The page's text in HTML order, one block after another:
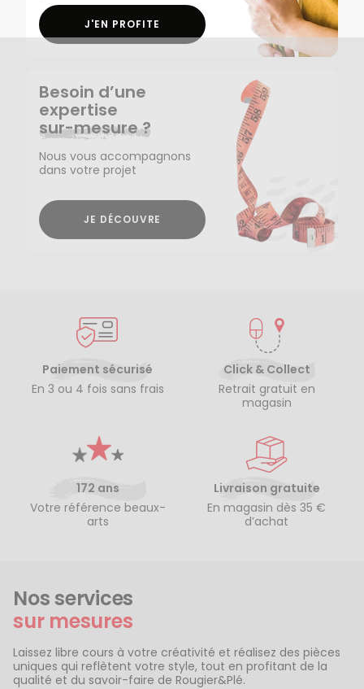
J'EN PROFITE
Besoin d’une
expertise
sur-mesure ?
Nous vous accompagnons
dans votre projet
JE DÉCOUVRE
Paiement sécurisé
En 3 ou 4 fois sans frais
Click & Collect
Retrait gratuit en
magasin
172 ans
Votre référence beaux-
arts
Livraison gratuite
En magasin dès 35 €
d’achat
Nos services
sur mesures
Laissez libre cours à votre créativité et réalisez des pièces
uniques qui reflètent votre style, tout en profitant de la
qualité et du savoir-faire de Rougier&Plé.